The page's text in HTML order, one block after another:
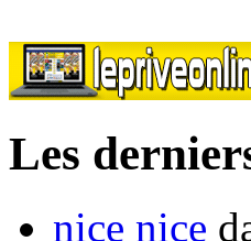
Les
nice nice